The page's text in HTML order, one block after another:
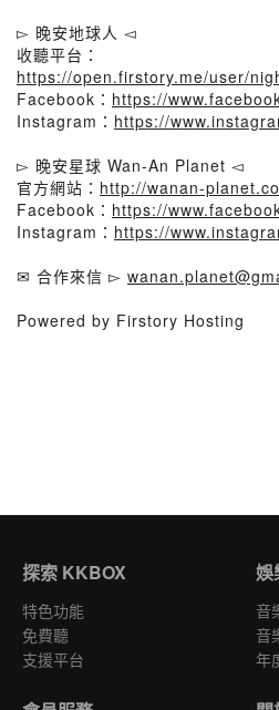
▻ 晚安地球人 ◅
收聽平台：
https://open.firstory.me/user/
Facebook： https://
Instagram： https://
▻ 晚安星球 Wan-An Planet ◅
官方網站： http://wanan-
Facebook： https://
Instagram： https://
✉ 合作來信 ▻
Powered by Firstory Hosting
探索 KKBOX
特色功能
免費聽
支援平台
娛
音
音
年